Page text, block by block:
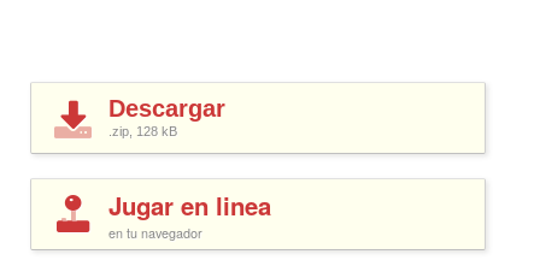
Descargar
.zip, 128 kB
Jugar en linea
en tu navegador